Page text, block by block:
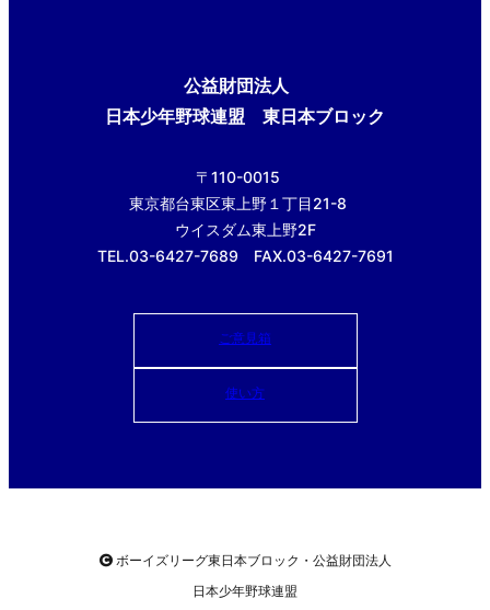
公益財団法人
日本少年野球連盟 東日本ブロック
〒110-0015
東京都台東区東上野１丁目21-8
ウイスダム東上野2F
TEL.03-6427-7689 FAX.03-6427-7691
ご意見箱
使い方
ボーイズリーグ東日本ブロック・公益財団法人
日本少年野球連盟